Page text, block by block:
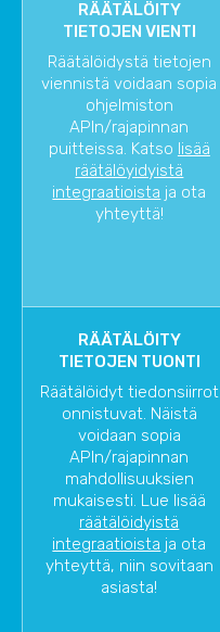
RÄÄTÄLÖITY
TIETOJEN VIENTI
Räätälöidystä tietojen
viennistä voidaan sopia
ohjelmiston
APIn/rajapinnan
puitteissa. Katso lisää
räätälöyidyistä
integraatioista ja ota
yhteyttä!
RÄÄTÄLÖITY
TIETOJEN TUONTI
Räätälöidyt tiedonsiirrot
onnistuvat. Näistä
voidaan sopia
APIn/rajapinnan
mahdollisuuksien
mukaisesti. Lue lisää
räätälöidyistä
integraatioista ja ota
yhteyttä, niin sovitaan
asiasta!